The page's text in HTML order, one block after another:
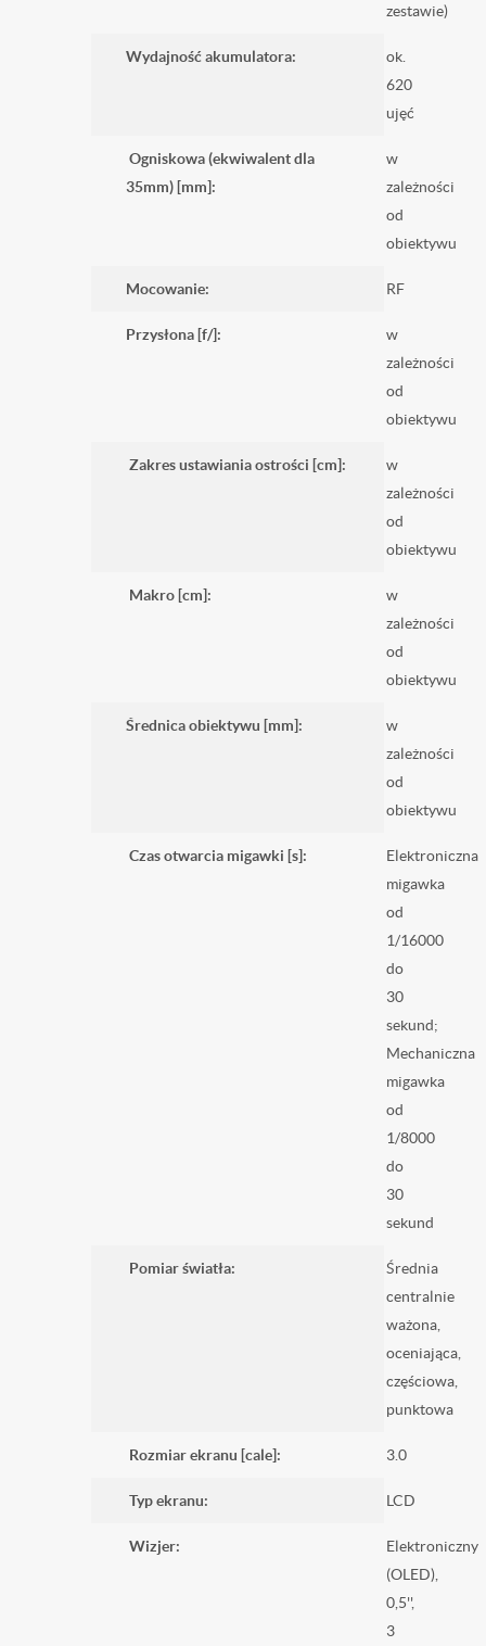
zestawie)
Wydajność akumulatora:
ok.
620
ujęć
Ogniskowa (ekwiwalent dla
35mm) [mm]:
w
zależności
od
obiektywu
Mocowanie: RF
Przysłona [f/]:
w
zależności
od
obiektywu
Zakres ustawiania ostrości [cm]:
w
zależności
od
obiektywu
Makro [cm]:
w
zależności
od
obiektywu
Średnica obiektywu [mm]:
w
zależności
od
obiektywu
Czas otwarcia migawki [s]:
Elektroniczna
migawka
od
1/16000
do
30
sekund;
Mechaniczna
migawka
od
1/8000
do
30
sekund
Pomiar światła:
Średnia
centralnie
ważona,
oceniająca,
częściowa,
punktowa
Rozmiar ekranu [cale]: 3.0
Typ ekranu: LCD
Wizjer:
Elektroniczny
(OLED),
0,5'',
3